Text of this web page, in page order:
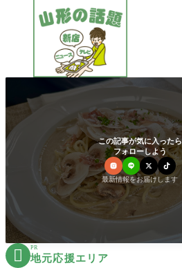
この記事が気に入ったら
フォローしよう
最新情報をお届けします
 PR
地元応援エリア